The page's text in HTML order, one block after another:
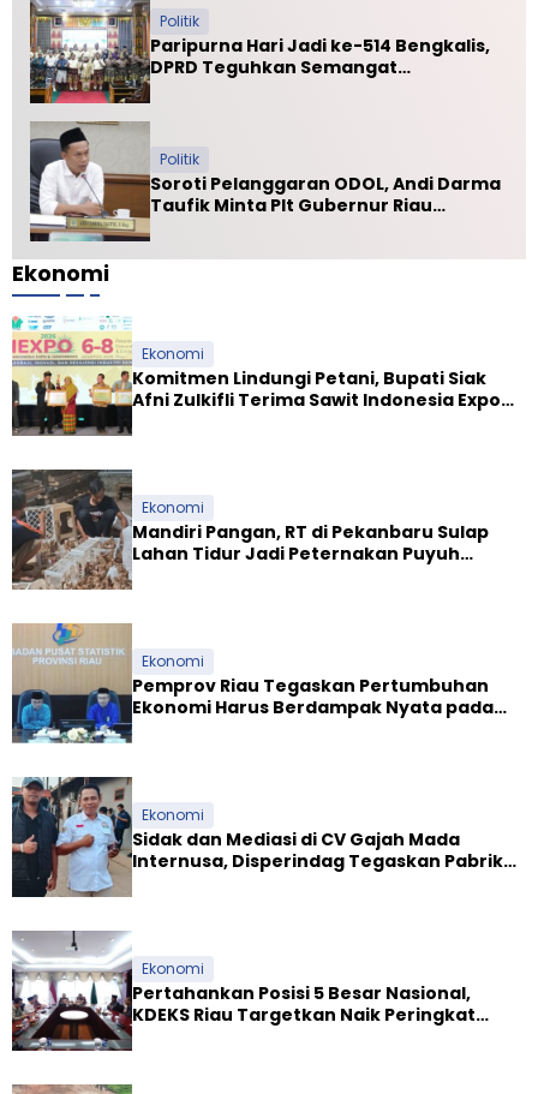
Politik
Paripurna Hari Jadi ke-514 Bengkalis,
DPRD Teguhkan Semangat
Politik
Soroti Pelanggaran ODOL, Andi Darma
Taufik Minta Plt Gubernur Riau
Ekonomi
Ekonomi
Komitmen Lindungi Petani, Bupati Siak
Afni Zulkifli Terima Sawit Indonesia Expo
Ekonomi
Mandiri Pangan, RT di Pekanbaru Sulap
Lahan Tidur Jadi Peternakan Puyuh
Ekonomi
Pemprov Riau Tegaskan Pertumbuhan
Ekonomi Harus Berdampak Nyata pada
Ekonomi
Sidak dan Mediasi di CV Gajah Mada
Internusa, Disperindag Tegaskan Pabrik
Ekonomi
Pertahankan Posisi 5 Besar Nasional,
KDEKS Riau Targetkan Naik Peringkat